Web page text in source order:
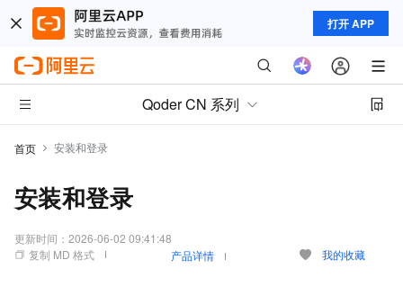
打开 APP
Qoder CN 系列
首页 安装和登录
安装和登录
更新时间： 2026-06-02 09:41:48
复制 MD 格式
产品详情 我的收藏